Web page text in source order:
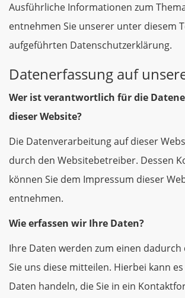
Ausführliche Informationen zum
entnehmen Sie unserer unter diesem
aufgeführten Datenschutzerklärung.
Datenerfassung auf
Wer ist verantwortlich für die
dieser Website?
Die Datenverarbeitung auf dieser
durch den Websitebetreiber. Dessen
können Sie dem Impressum dieser
entnehmen.
Wie erfassen wir Ihre Daten?
Ihre Daten werden zum einen dadurch
Sie uns diese mitteilen. Hierbei kann es
Daten handeln, die Sie in ein